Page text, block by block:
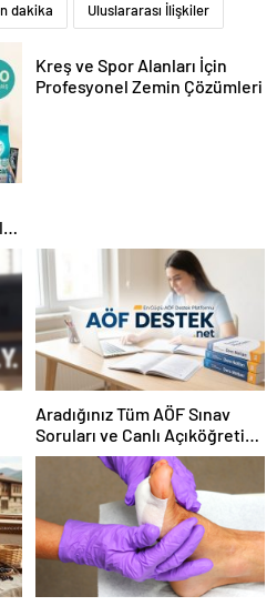
dakika Uluslararası İlişkiler
Kreş ve Spor Alanları İçin
Profesyonel Zemin Çözümleri
Aradığınız Tüm AÖF Sınav
Soruları ve Canlı Açıköğretim
Forumu Burada